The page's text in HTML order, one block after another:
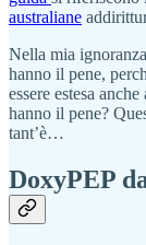
australiane
Nella mia
hanno il pene,
essere estesa
hanno il pene?
tant’è…
DoxyPEP